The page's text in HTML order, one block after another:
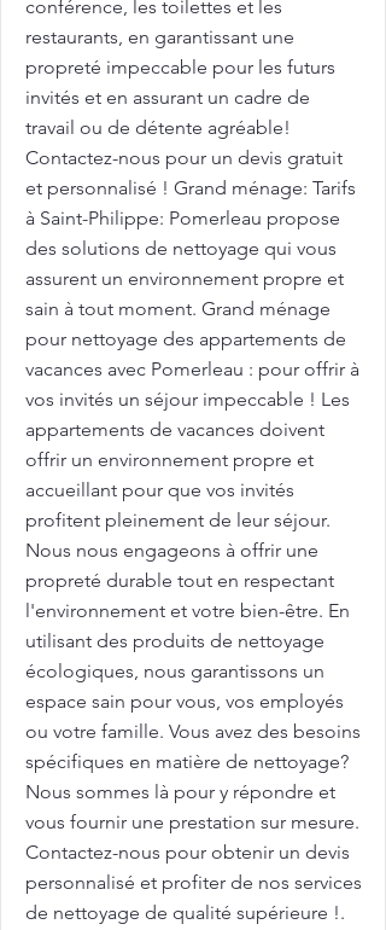
conférence, les toilettes et les
restaurants, en garantissant une
propreté impeccable pour les futurs
invités et en assurant un cadre de
travail ou de détente agréable!
Contactez-nous pour un devis gratuit
et personnalisé ! Grand ménage: Tarifs
à Saint-Philippe: Pomerleau propose
des solutions de nettoyage qui vous
assurent un environnement propre et
sain à tout moment. Grand ménage
pour nettoyage des appartements de
vacances avec Pomerleau : pour offrir à
vos invités un séjour impeccable ! Les
appartements de vacances doivent
offrir un environnement propre et
accueillant pour que vos invités
profitent pleinement de leur séjour.
Nous nous engageons à offrir une
propreté durable tout en respectant
l'environnement et votre bien-être. En
utilisant des produits de nettoyage
écologiques, nous garantissons un
espace sain pour vous, vos employés
ou votre famille. Vous avez des besoins
spécifiques en matière de nettoyage?
Nous sommes là pour y répondre et
vous fournir une prestation sur mesure.
Contactez-nous pour obtenir un devis
personnalisé et profiter de nos services
de nettoyage de qualité supérieure !.